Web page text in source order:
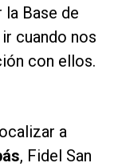
Base de
cuando nos
con ellos.
a
, Fidel San